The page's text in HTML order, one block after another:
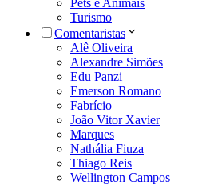
Pets e Animais
Turismo
Comentaristas
Alê Oliveira
Alexandre Simões
Edu Panzi
Emerson Romano
Fabrício
João Vitor Xavier
Marques
Nathália Fiuza
Thiago Reis
Wellington Campos